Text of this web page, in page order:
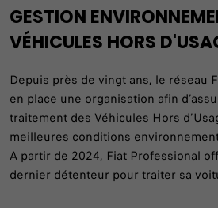
GESTION
VÉHICULES HORS
Depuis près de vingt ans, le réseau
en place une organisation afin
traitement des Véhicules Hors
meilleures conditions
A partir de 2024, Fiat Professional
dernier détenteur pour traiter sa